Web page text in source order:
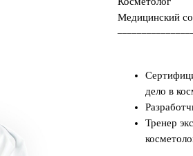
Медицинский
дело в
Тренер